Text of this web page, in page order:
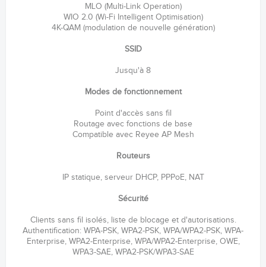
MLO (Multi-Link Operation)
WIO 2.0 (Wi-Fi Intelligent Optimisation)
4K-QAM (modulation de nouvelle génération)
SSID
Jusqu'à 8
Modes de fonctionnement
Point d'accès sans fil
Routage avec fonctions de base
Compatible avec Reyee AP Mesh
Routeurs
IP statique, serveur DHCP, PPPoE, NAT
Sécurité
Clients sans fil isolés, liste de blocage et d'autorisations.
Authentification: WPA-PSK, WPA2-PSK, WPA/WPA2-PSK, WPA-
Enterprise, WPA2-Enterprise, WPA/WPA2-Enterprise, OWE,
WPA3-SAE, WPA2-PSK/WPA3-SAE